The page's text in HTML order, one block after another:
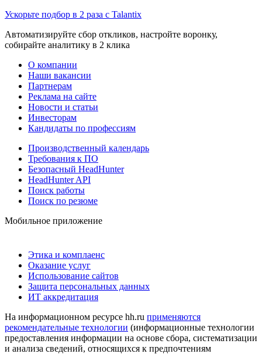
Ускорьте подбор в 2 раза с Talantix
Автоматизируйте сбор откликов, настройте воронку,
собирайте аналитику в 2 клика
О компании
Наши вакансии
Партнерам
Реклама на сайте
Новости и статьи
Инвесторам
Кандидаты по профессиям
Производственный календарь
Требования к ПО
Безопасный HeadHunter
HeadHunter API
Поиск работы
Поиск по резюме
Мобильное приложение
Этика и комплаенс
Оказание услуг
Использование сайтов
Защита персональных данных
ИТ аккредитация
На информационном ресурсе hh.ru применяются
рекомендательные технологии (информационные технологии
предоставления информации на основе сбора, систематизации
и анализа сведений, относящихся к предпочтениям